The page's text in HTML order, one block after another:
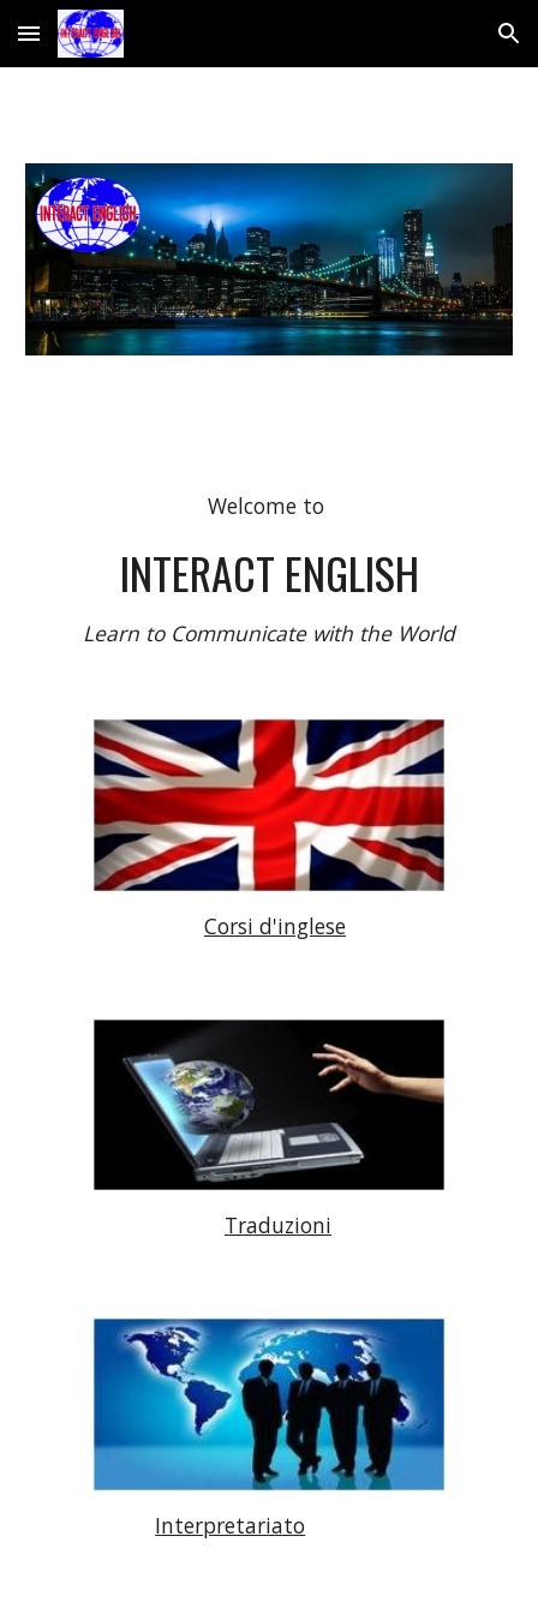
Skip to main content Skip to navigation
Welcome to
INTERACT ENGLISH
Learn to Communicate with the World
Corsi d'inglese
Traduzioni
Interpretariato